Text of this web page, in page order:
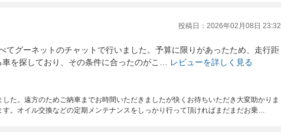
投稿日：2026年02月08日 23:32
てグーネットのチャットで行いました。予算に限りがあったため、走行距
を探しており、その条件に合ったのがこ…
レビューを詳しく見る
た。遠方のためご納車までお時間いただきましたが快くお待ちいただき大変助かりま
。オイル交換などの定期メンテナンスをしっかり行って頂ければまだまだお乗…